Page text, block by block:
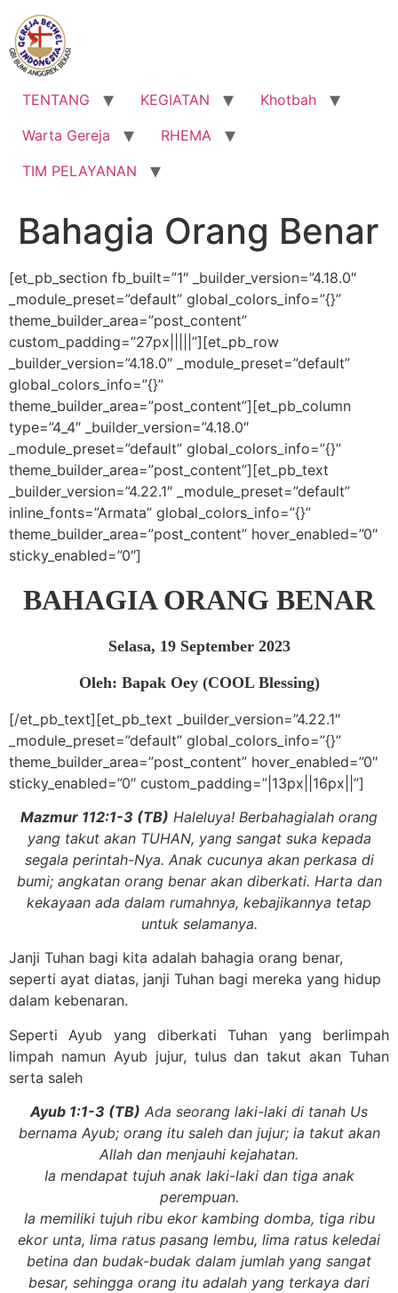
Lewati
konten
TENTANG KEGIATAN
Khotbah
Warta Gereja
RHEMA
TIM PELAYANAN
Bahagia Orang Benar
[et_pb_section fb_built=”1″ _builder_version=”4.18.0″
_module_preset=”default” global_colors_info=”{}”
theme_builder_area=”post_content”
custom_padding=”27px|||||”][et_pb_row
_builder_version=”4.18.0″ _module_preset=”default”
global_colors_info=”{}”
theme_builder_area=”post_content”][et_pb_column
type=”4_4″ _builder_version=”4.18.0″
_module_preset=”default” global_colors_info=”{}”
theme_builder_area=”post_content”][et_pb_text
_builder_version=”4.22.1″ _module_preset=”default”
inline_fonts=”Armata” global_colors_info=”{}”
theme_builder_area=”post_content” hover_enabled=”0″
sticky_enabled=”0″]
BAHAGIA ORANG BENAR
Selasa, 19 September 2023
Oleh: Bapak Oey (COOL Blessing)
[/et_pb_text][et_pb_text _builder_version=”4.22.1″
_module_preset=”default” global_colors_info=”{}”
theme_builder_area=”post_content” hover_enabled=”0″
sticky_enabled=”0″ custom_padding=”|13px||16px||”]
Mazmur 112:1-3 (TB) Haleluya! Berbahagialah orang
yang takut akan TUHAN, yang sangat suka kepada
segala perintah-Nya. Anak cucunya akan perkasa di
bumi; angkatan orang benar akan diberkati. Harta dan
kekayaan ada dalam rumahnya, kebajikannya tetap
untuk selamanya.
Janji Tuhan bagi kita adalah bahagia orang benar,
seperti ayat diatas, janji Tuhan bagi mereka yang hidup
dalam kebenaran.
Seperti Ayub yang diberkati Tuhan yang berlimpah
limpah namun Ayub jujur, tulus dan takut akan Tuhan
serta saleh
Ayub 1:1-3 (TB) Ada seorang laki-laki di tanah Us
bernama Ayub; orang itu saleh dan jujur; ia takut akan
Allah dan menjauhi kejahatan.
Ia mendapat tujuh anak laki-laki dan tiga anak
perempuan.
Ia memiliki tujuh ribu ekor kambing domba, tiga ribu
ekor unta, lima ratus pasang lembu, lima ratus keledai
betina dan budak-budak dalam jumlah yang sangat
besar, sehingga orang itu adalah yang terkaya dari